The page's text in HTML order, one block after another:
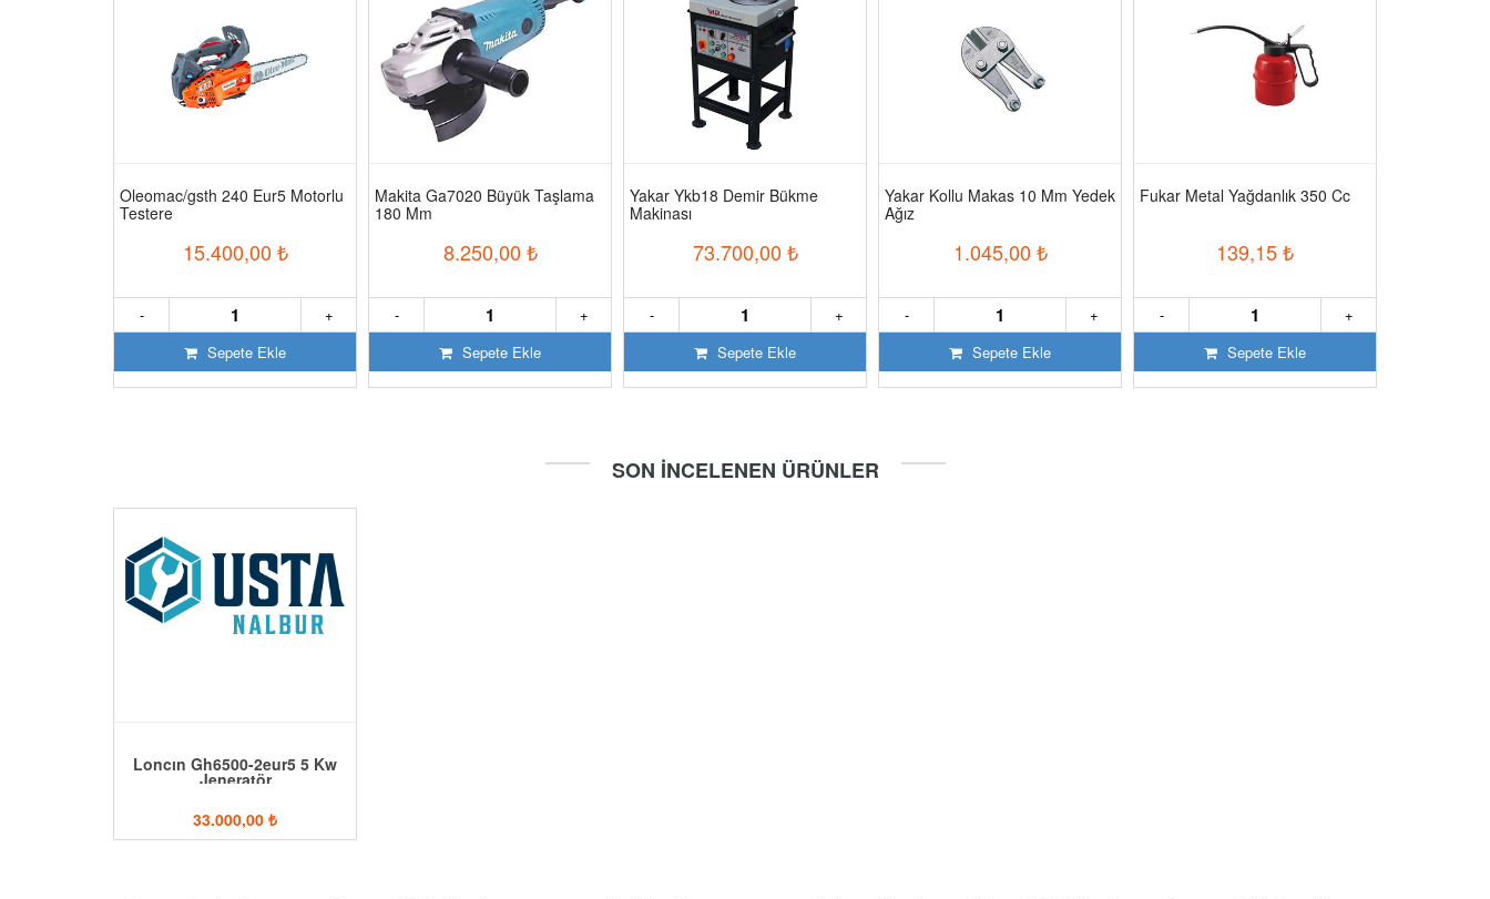
Oleomac/gsth 240 Eur5 Motorlu
Testere
15.400,00 ₺
+
-
Sepete Ekle
Makita Ga7020 Büyük Taşlama
180 Mm
8.250,00 ₺
+
-
Sepete Ekle
Yakar Ykb18 Demir Bükme
Makinası
73.700,00 ₺
+
-
Sepete Ekle
Yakar Kollu Makas 10 Mm Yedek
Ağız
1.045,00 ₺
+
-
Sepete Ekle
Fukar Metal Yağdanlık 350 Cc
139,15₺
+
-
Sepete Ekle
SON İNCELENEN ÜRÜNLER
Loncın Gh6500-2eur5 5 Kw
Jeneratör
33.000,00 ₺